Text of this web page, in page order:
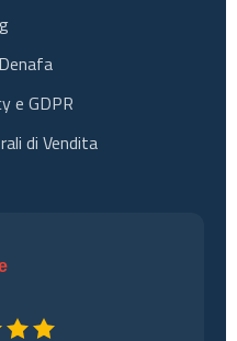
e GDPR
di Vendita